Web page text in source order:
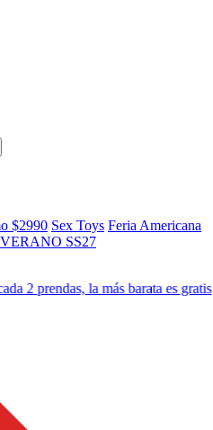
$2990 Sex Toys Feria Americana
VERANO SS27
2 prendas, la más barata es gratis